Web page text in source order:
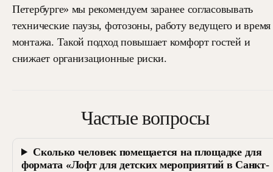
Петербурге» мы рекомендуем заранее согласовывать
технические паузы, фотозоны, работу ведущего и время
монтажа. Такой подход повышает комфорт гостей и
снижает организационные риски.
Частые вопросы
Сколько человек помещается на площадке для
формата «Лофт для детских мероприятий в Санкт-